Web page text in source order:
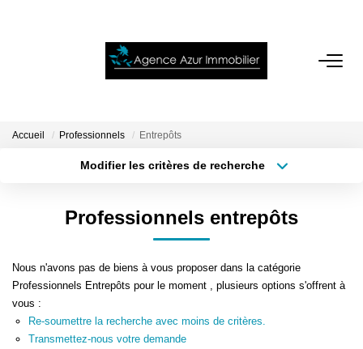
ACCUEIL
VENTES
NOTRE AGENCE
ESTIMATION
CONTACT
Accueil Professionnels Entrepôts
Modifier les critères de recherche
Plus de critères Créer une alerte
Professionnels entrepôts
Nous n'avons pas de biens à vous proposer dans la catégorie
Professionnels Entrepôts pour le moment , plusieurs options s'offrent à
vous :
Re-soumettre la recherche avec moins de critères.
Transmettez-nous votre demande